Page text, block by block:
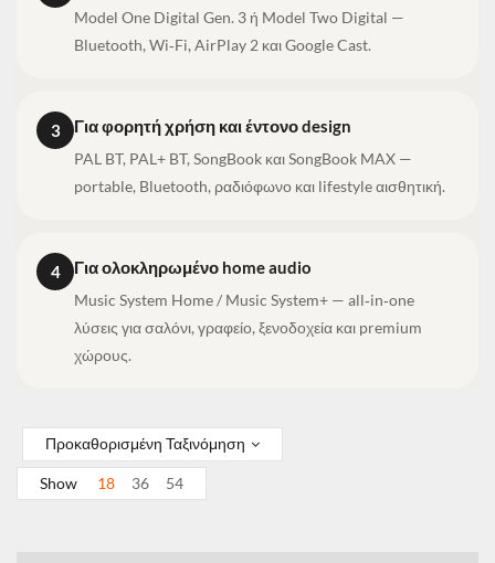
Model One Digital Gen. 3 ή Model Two Digital —
Bluetooth, Wi‑Fi, AirPlay 2 και Google Cast.
3 Για φορητή χρήση και έντονο design
PAL BT, PAL+ BT, SongBook και SongBook MAX —
portable, Bluetooth, ραδιόφωνο και lifestyle αισθητική.
4 Για ολοκληρωμένο home audio
Music System Home / Music System+ — all‑in‑one
λύσεις για σαλόνι, γραφείο, ξενοδοχεία και premium
χώρους.
Προκαθορισμένη Ταξινόμηση
Show 18 36 54